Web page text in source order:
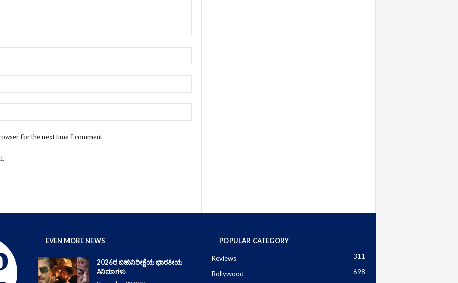
for the next time I comment.
EVEN MORE NEWS
2026ರ ಬಹುನಿರೀಕ್ಷೆಯ ಭಾರತೀಯ
ಸಿನಿಮಾಗಳು
POPULAR CATEGORY
Reviews 311
Bollywood
698